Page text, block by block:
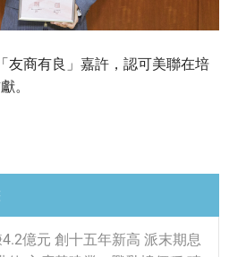
友商有良」嘉許，認可美聯在培
。
億元 創十五年新高 派末期息